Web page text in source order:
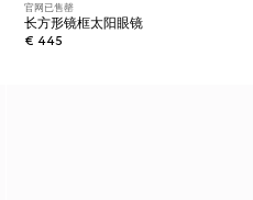
官网已售罄
长方形镜框太阳眼镜
€ 445